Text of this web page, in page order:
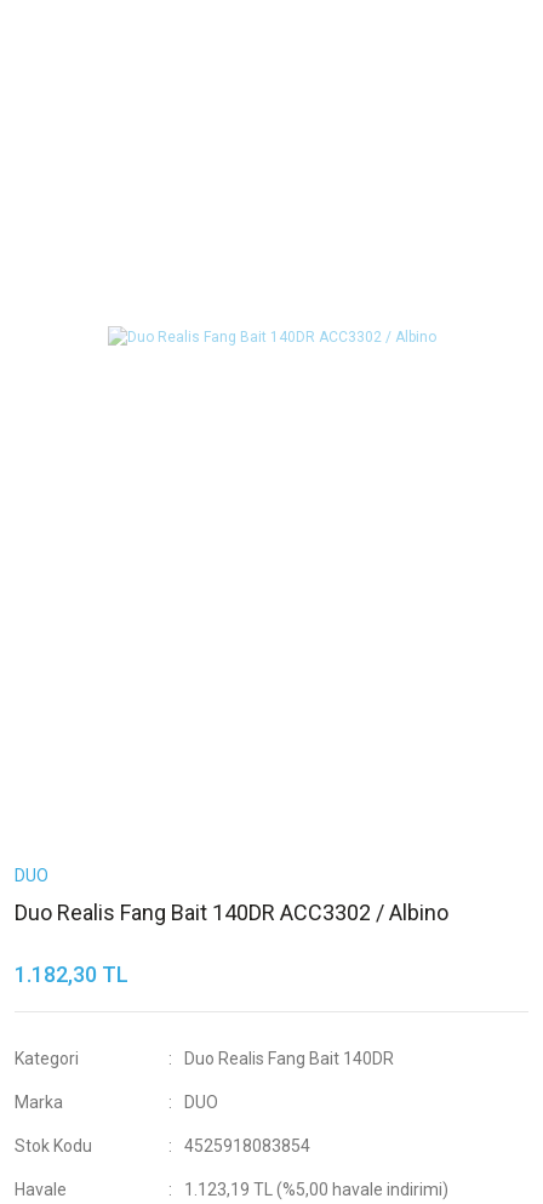
DUO
Duo Realis Fang Bait 140DR ACC3302 / Albino
1.182,30 TL
Kategori Duo Realis Fang Bait 140DR
Marka DUO
Stok Kodu 4525918083854
Havale 1.123,19 TL (%5,00 havale indirimi)